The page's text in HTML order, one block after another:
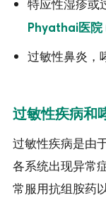
特应性湿疹
Phyathai医
过敏性鼻炎，
过敏性疾病和
过敏性疾病是由
各系统出现异常
常服用抗组胺药